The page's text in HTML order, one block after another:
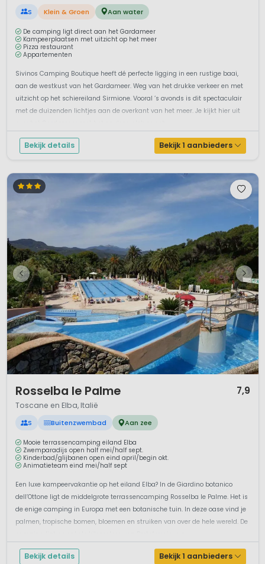
S Klein & Groen Aan water
De camping ligt direct aan het Gardameer
Kampeerplaatsen met uitzicht op het meer
Pizza restaurant
Appartementen
Sivinos Camping Boutique heeft dé perfecte ligging in een rustige baai,
aan de westkust van het Gardameer. Weg van het drukke verkeer en met
uitzicht op het schiereiland Sirmione. Vooral ’s avonds is dit spectaculair
met de duizenden lichtjes aan de overkant van het meer. Je kijkt hier uit
Bekijk details Bekijk 1 aanbieders
Rosselba le Palme 7,9
Toscane en Elba, Italië
S Buitenzwembad Aan zee
Mooie terrassencamping eiland Elba
Zwemparadijs open half mei/half sept.
Kinderbad/glijbanen open eind april/begin okt.
Animatieteam eind mei/half sept
Een luxe kampeervakantie op het eiland Elba? In de Giardino botanico
dell’Ottone ligt de middelgrote terrassencamping Rosselba le Palme. Het is
de enige camping in Europa met een botanische tuin. In deze oase vind je
palmen, tropische bomen, bloemen en struiken van over de hele wereld. De
Bekijk details Bekijk 1 aanbieders